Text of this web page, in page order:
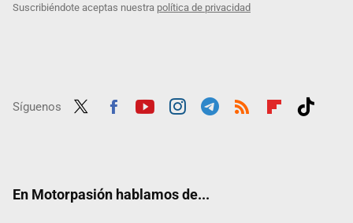
Suscribiéndote aceptas nuestra política de privacidad
Síguenos
En Motorpasión hablamos de...